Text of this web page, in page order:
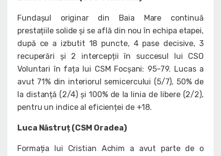
Fundașul originar din Baia Mare continuă
prestațiile solide și se află din nou în echipa etapei,
după ce a izbutit 18 puncte, 4 pase decisive, 3
recuperări și 2 intercepții în succesul lui CSO
Voluntari în fața lui CSM Focșani: 95-79. Lucas a
avut 71% din interiorul semicercului (5/7), 50% de
la distanță (2/4) și 100% de la linia de libere (2/2),
pentru un indice al eficienței de +18.
Luca Năstruț (CSM Oradea)
Formația lui Cristian Achim a avut parte de o